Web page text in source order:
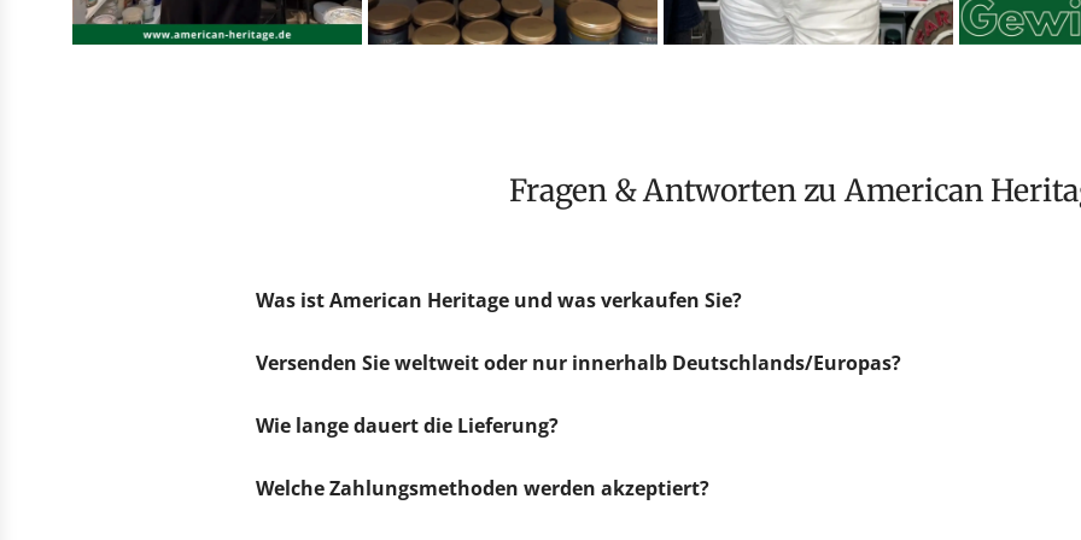
Fragen & Antworten zu American
Was ist American Heritage und was verkaufen Sie?
Versenden Sie weltweit oder nur innerhalb Deutschlands/Europas?
Wie lange dauert die Lieferung?
Welche Zahlungsmethoden werden akzeptiert?